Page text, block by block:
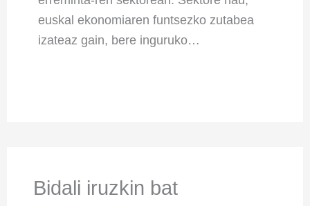
euskal ekonomiaren funtsezko zutabea
izateaz gain, bere inguruko…
Bidali iruzkin bat